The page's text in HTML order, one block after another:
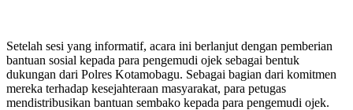
Setelah sesi yang informatif, acara ini berlanjut dengan pemberian
bantuan sosial kepada para pengemudi ojek sebagai bentuk
dukungan dari Polres Kotamobagu. Sebagai bagian dari komitmen
mereka terhadap kesejahteraan masyarakat, para petugas
mendistribusikan bantuan sembako kepada para pengemudi ojek.